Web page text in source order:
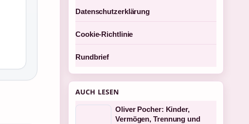
Datenschutzerklärung
Cookie-Richtlinie
Rundbrief
AUCH LESEN
Oliver Pocher: Kinder,
Vermögen, Trennung und